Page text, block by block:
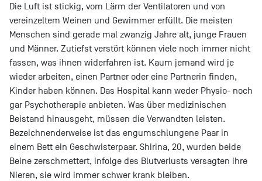
Die Luft ist stickig, vom Lärm der Ventilatoren und von
vereinzeltem Weinen und Gewimmer erfüllt. Die meisten
Menschen sind gerade mal zwanzig Jahre alt, junge Frauen
und Männer. Zutiefst verstört können viele noch immer nicht
fassen, was ihnen widerfahren ist. Kaum jemand wird je
wieder arbeiten, einen Partner oder eine Partnerin finden,
Kinder haben können. Das Hospital kann weder Physio- noch
gar Psychotherapie anbieten. Was über medizinischen
Beistand hinausgeht, müssen die Verwandten leisten.
Bezeichnenderweise ist das engumschlungene Paar in
einem Bett ein Geschwisterpaar. Shirina, 20, wurden beide
Beine zerschmettert, infolge des Blutverlusts versagten ihre
Nieren, sie wird immer schwer krank bleiben.